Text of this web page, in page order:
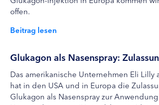
offen.
Beitrag lesen
Glukagon als Nasenspray:
Das amerikanische Unternehmen Eli Lilly
hat in den USA und in Europa die
Glukagon als Nasenspray zur